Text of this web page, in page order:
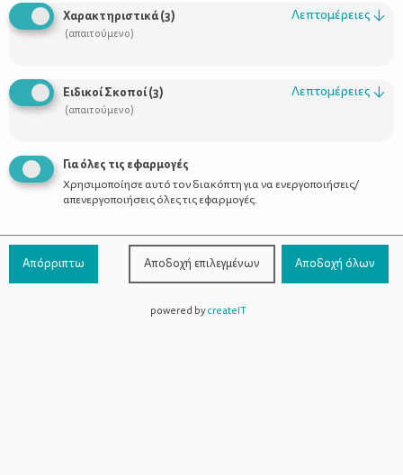
Χρήσιμοι Σύνδεσμοι
Προϊόντα
Επικοινωνία
800-1199-800(από σταθερό,
χωρίς χρέωση)
Χαρακτηριστικά(3)
(απαιτούμενο)
Λεπτομέρειες ↓
Ειδικοί Σκοποί(3)
(απαιτούμενο)
Λεπτομέρειες ↓
Για όλες τις εφαρμογές
Χρησιμοποίησε αυτό τον διακόπτη για να ενεργοποιήσεις/
απενεργοποιήσεις όλες τις εφαρμογές.
Απόρριπτω Αποδοχή επιλεγμένων Αποδοχή όλων
powered bycreateIT